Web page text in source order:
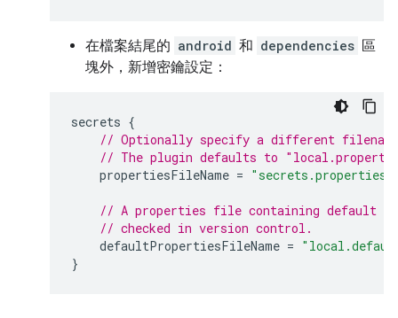
在檔案結尾的 android 和 dependencies 區
塊外，新增密鑰設定：
secrets {
// Optionally specify a different
// The plugin defaults to
propertiesFileName = "secrets.properties"
// A properties file containing default
// checked in version control.
defaultPropertiesFileName =
}